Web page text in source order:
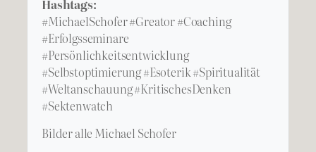
Hashtags:
#MichaelSchofer #Greator #Coaching
#Erfolgsseminare
#Persönlichkeitsentwicklung
#Selbstoptimierung #Esoterik #Spiritualität
#Weltanschauung #KritischesDenken
#Sektenwatch
Bilder alle Michael Schofer